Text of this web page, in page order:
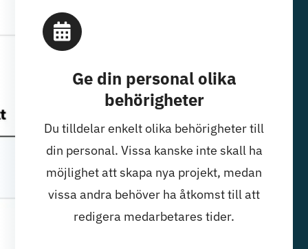
Ge din personal olika
behörigheter
Du tilldelar enkelt olika behörigheter till
din personal. Vissa kanske inte skall ha
möjlighet att skapa nya projekt, medan
vissa andra behöver ha åtkomst till att
redigera medarbetares tider.